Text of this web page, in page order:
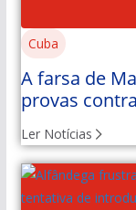
Cuba
A farsa de
provas
Ler Notícias